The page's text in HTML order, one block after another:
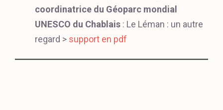
coordinatrice du Géoparc mondial
UNESCO du Chablais : Le Léman : un autre
regard > support en pdf